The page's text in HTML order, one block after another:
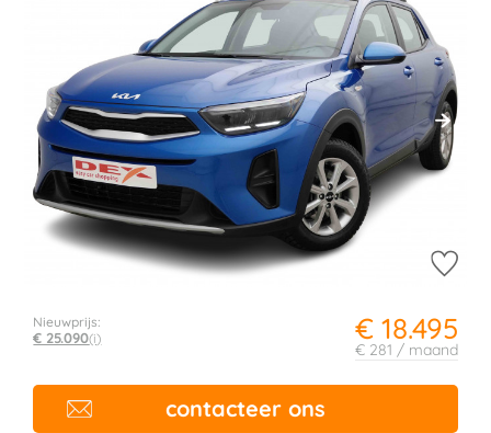
€ 18.495
€ 281 / maand
Nieuwprijs:
€ 25.090(i)
contacteer ons